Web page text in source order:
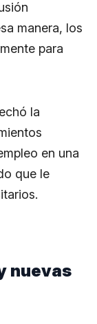
manera, los
para
la
en una
que le
nuevas